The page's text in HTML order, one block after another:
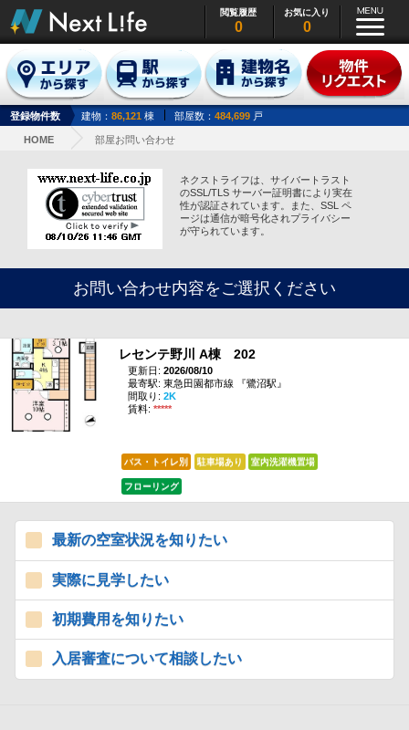
閲覧履歴
0
お気に入り
0
登録物件数 建物： 86,121 棟 部屋数： 484,699 戸
HOME 部屋お問い合わせ
ネクストライフは、サイバートラスト
のSSL/TLS サーバー証明書により実在
性が認証されています。また、SSL ペ
ージは通信が暗号化されプライバシー
が守られています。
お問い合わせ内容をご選択ください
レセンテ野川 A棟 202
更新日: 2026/08/10
最寄駅: 東急田園都市線 『鷺沼駅』
間取り: 2K
賃料: *****
バス・トイレ別 駐車場あり 室内洗濯機置場
フローリング
最新の空室状況を知りたい
実際に見学したい
初期費用を知りたい
入居審査について相談したい